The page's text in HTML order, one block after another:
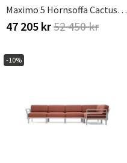
Maximo 5 Hörnsoffa Cactus - Perla
47 205 kr52 450 kr
-10%